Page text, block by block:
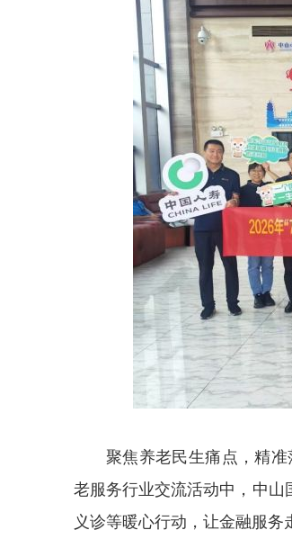
聚焦养老民生痛点，精
老服务行业交流活动中，中山
义诊等暖心行动，让金融服务